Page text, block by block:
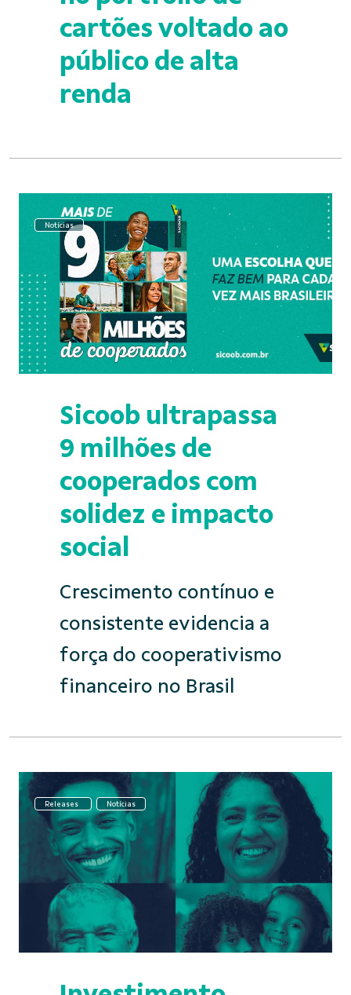
cartões voltado ao
público de alta
renda
Notícias
Sicoob ultrapassa
9 milhões de
cooperados com
solidez e impacto
social
Crescimento contínuo e
consistente evidencia a
força do cooperativismo
financeiro no Brasil
Releases Notícias